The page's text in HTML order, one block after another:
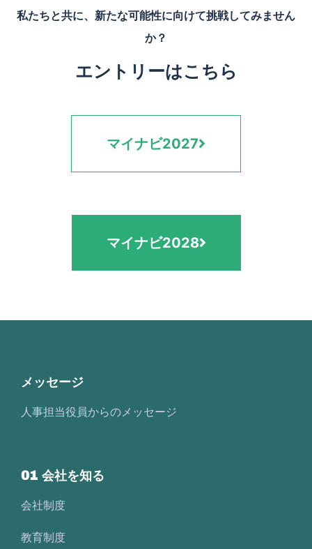
私たちと共に、新たな可能性に向けて挑戦してみません
か？
エントリーはこちら
マイナビ2027
マイナビ2028
メッセージ
人事担当役員からのメッセージ
01 会社を知る
会社制度
教育制度